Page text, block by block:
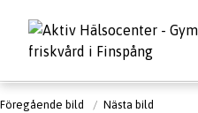
Föregående bild Nästa bild